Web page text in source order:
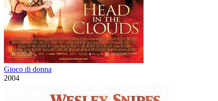
Gioco di donna
2004